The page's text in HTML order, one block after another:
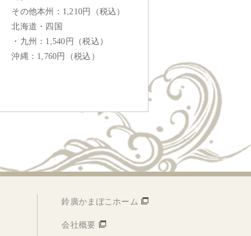
その他本州：1,210円（税込）
北海道・四国
・九州：1,540円（税込）
沖縄：1,760円（税込）
鈴廣かまぼこホーム
会社概要